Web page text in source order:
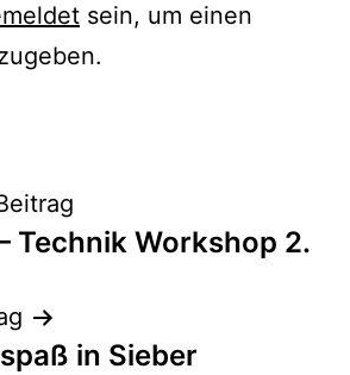
sein, um einen
Technik Workshop 2.
in Sieber